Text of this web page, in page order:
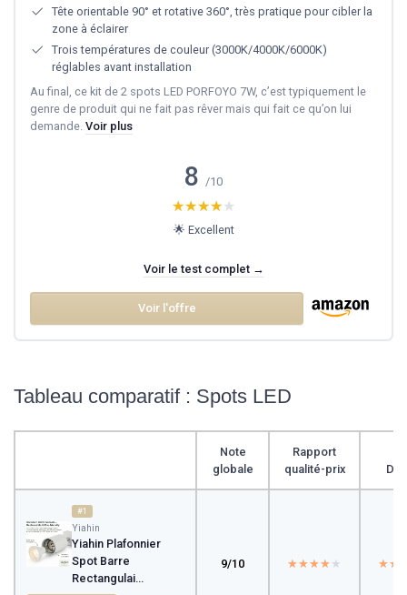
Tête orientable 90° et rotative 360°, très pratique pour cibler la
zone à éclairer
Trois températures de couleur (3000K/4000K/6000K)
réglables avant installation
Au final, ce kit de 2 spots LED PORFOYO 7W, c’est typiquement le
genre de produit qui ne fait pas rêver mais qui fait ce qu’on lui
demande. Voir plus
8 /10
★★★★★
★★★★★
🌟 Excellent
Voir le test complet →
Voir l'offre
Tableau comparatif : Spots LED
Note
globale
Rapport
qualité-prix
#1
Yiahin
Yiahin Plafonnier
Spot Barre
Rectangulai...
9/10 ★★★★★
★★★★★